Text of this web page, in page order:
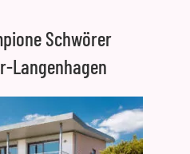
Schwörer
Langenhagen